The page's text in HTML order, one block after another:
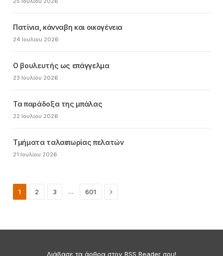
Πατίνια, κάνναβη και οικογένεια
24 Ιουλίου 2026
Ο βουλευτής ως επάγγελμα
23 Ιουλίου 2026
Τα παράδοξα της μπάλας
22 Ιουλίου 2026
Τμήματα ταλαιπωρίας πελατών
21 Ιουλίου 2026
1 2 3 … 601 Next
Διάβασε τα άρθρα στον RSS Reader σου!